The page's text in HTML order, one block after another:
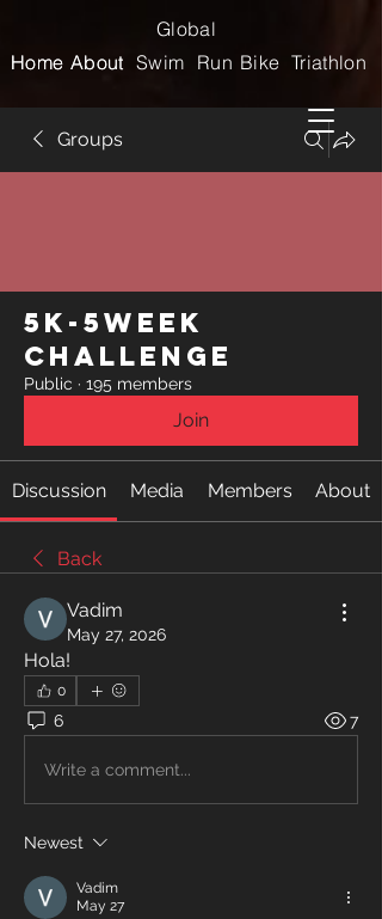
Home
Global
Home
Swim Run Bike Triathlon
About
About
Groups
5k-5week
Challenge
Public · 195 members
Join
Discussion Media Members About
Back
Vadim
May 27, 2026
Hola!
0
6 7
Write a comment...
Newest
Vadim
May 27